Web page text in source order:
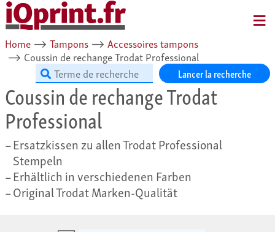
Home ⟶ Tampons ⟶ Accessoires tampons
⟶ Coussin de rechange Trodat Professional
Lancer la recherche
Coussin de rechange Trodat
Professional
Ersatzkissen zu allen Trodat Professional
Stempeln
Erhältlich in verschiedenen Farben
Original Trodat Marken-Qualität